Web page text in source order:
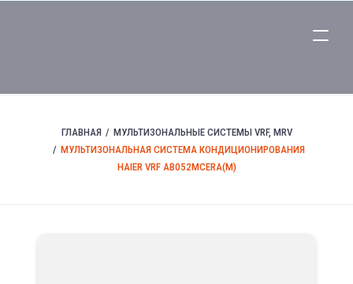
ГЛАВНАЯ
МУЛЬТИЗОНАЛЬНЫЕ СИСТЕМЫ VRF, MRV
МУЛЬТИЗОНАЛЬНАЯ СИСТЕМА КОНДИЦИОНИРОВАНИЯ
HAIER VRF AB052MCERA(M)